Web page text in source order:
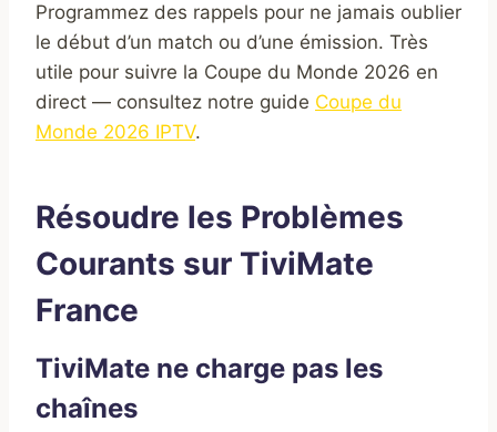
Programmez des rappels pour ne jamais oublier
le début d’un match ou d’une émission. Très
utile pour suivre la Coupe du Monde 2026 en
direct — consultez notre guide Coupe du
Monde 2026 IPTV.
Résoudre les Problèmes
Courants sur TiviMate
France
TiviMate ne charge pas les
chaînes